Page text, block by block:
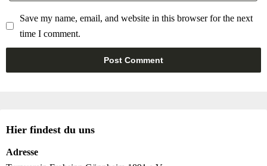
Save my name, email, and website in this browser for the next
time I comment.
Hier findest du uns
Adresse